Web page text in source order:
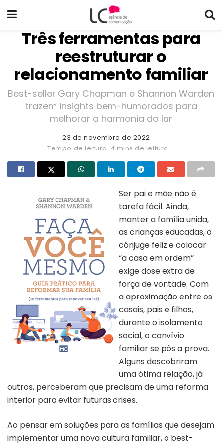
Três ferramentas para
reestruturar o
relacionamento familiar
Best-seller Gary Chapman e Shannon Warden
trazem insights bem-humorados para
melhorar a harmonia do lar
23 de novembro de 2022
Tempo de leitura: 4 mins de leitura
Ser pai e mãe não é
tarefa fácil. Ainda,
manter a família unida,
as crianças educadas, o
cônjuge feliz e colocar
“a casa em ordem”
exige dose extra de
força de vontade. Com
a aproximação entre os
casais, pais e filhos,
durante o isolamento
social, o convívio
familiar se pôs a prova.
Alguns descobriram
uma ótima relação, já
outros, perceberam que precisam de uma reforma
interior para evitar futuras crises.
Ao pensar em soluções para as famílias que desejam
implementar uma nova cultura familiar, o best-